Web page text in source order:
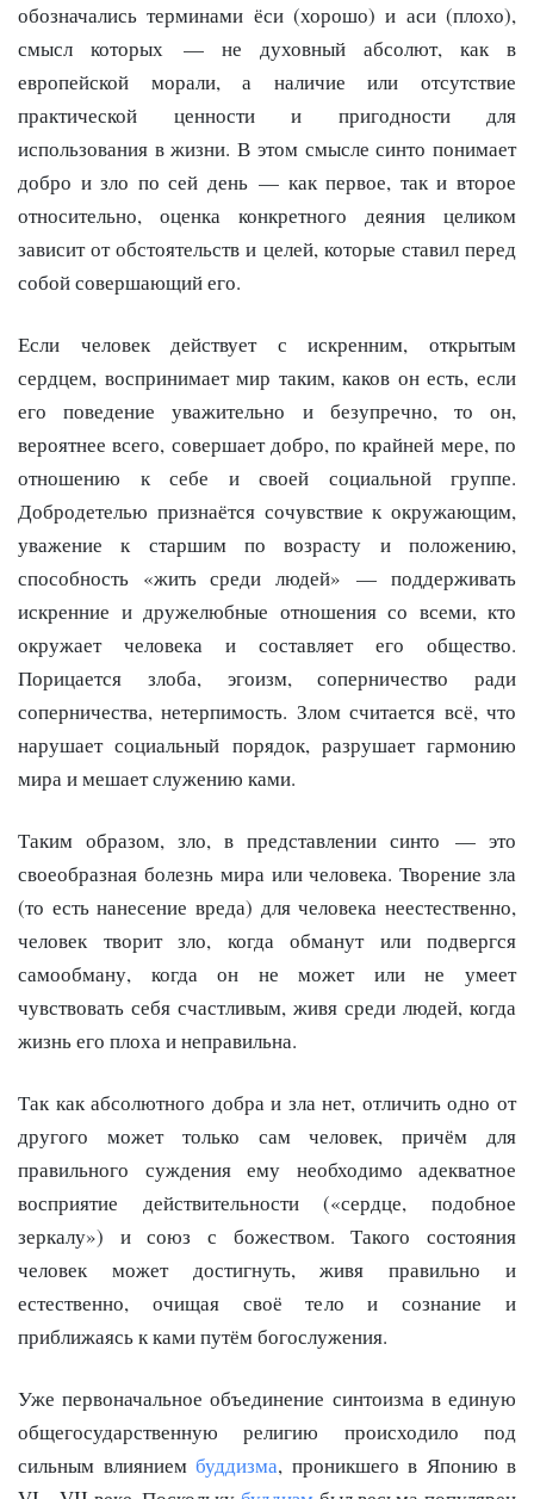
обозначались терминами ёси (хорошо) и аси (плохо),
смысл которых — не духовный абсолют, как в
европейской морали, а наличие или отсутствие
практической ценности и пригодности для
использования в жизни. В этом смысле синто понимает
добро и зло по сей день — как первое, так и второе
относительно, оценка конкретного деяния целиком
зависит от обстоятельств и целей, которые ставил перед
собой совершающий его.
Если человек действует с искренним, открытым
сердцем, воспринимает мир таким, каков он есть, если
его поведение уважительно и безупречно, то он,
вероятнее всего, совершает добро, по крайней мере, по
отношению к себе и своей социальной группе.
Добродетелью признаётся сочувствие к окружающим,
уважение к старшим по возрасту и положению,
способность «жить среди людей» — поддерживать
искренние и дружелюбные отношения со всеми, кто
окружает человека и составляет его общество.
Порицается злоба, эгоизм, соперничество ради
соперничества, нетерпимость. Злом считается всё, что
нарушает социальный порядок, разрушает гармонию
мира и мешает служению ками.
Таким образом, зло, в представлении синто — это
своеобразная болезнь мира или человека. Творение зла
(то есть нанесение вреда) для человека неестественно,
человек творит зло, когда обманут или подвергся
самообману, когда он не может или не умеет
чувствовать себя счастливым, живя среди людей, когда
жизнь его плоха и неправильна.
Так как абсолютного добра и зла нет, отличить одно от
другого может только сам человек, причём для
правильного суждения ему необходимо адекватное
восприятие действительности («сердце, подобное
зеркалу») и союз с божеством. Такого состояния
человек может достигнуть, живя правильно и
естественно, очищая своё тело и сознание и
приближаясь к ками путём богослужения.
Уже первоначальное объединение синтоизма в единую
общегосударственную религию происходило под
сильным влиянием буддизма, проникшего в Японию в